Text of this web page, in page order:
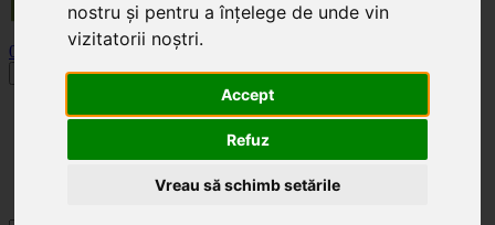
nostru și pentru a înțelege de unde vin
vizitatorii noștri.
Accept
Refuz
Vreau să schimb setările
0
Toggle navigation
Acasă